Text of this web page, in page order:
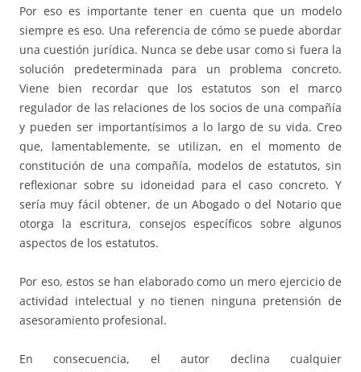
Por eso es importante tener en cuenta que un modelo
siempre es eso. Una referencia de cómo se puede abordar
una cuestión jurídica. Nunca se debe usar como si fuera la
solución predeterminada para un problema concreto.
Viene bien recordar que los estatutos son el marco
regulador de las relaciones de los socios de una compañía
y pueden ser importantísimos a lo largo de su vida. Creo
que, lamentablemente, se utilizan, en el momento de
constitución de una compañía, modelos de estatutos, sin
reflexionar sobre su idoneidad para el caso concreto. Y
sería muy fácil obtener, de un Abogado o del Notario que
otorga la escritura, consejos específicos sobre algunos
aspectos de los estatutos.
Por eso, estos se han elaborado como un mero ejercicio de
actividad intelectual y no tienen ninguna pretensión de
asesoramiento profesional.
En consecuencia, el autor declina cualquier